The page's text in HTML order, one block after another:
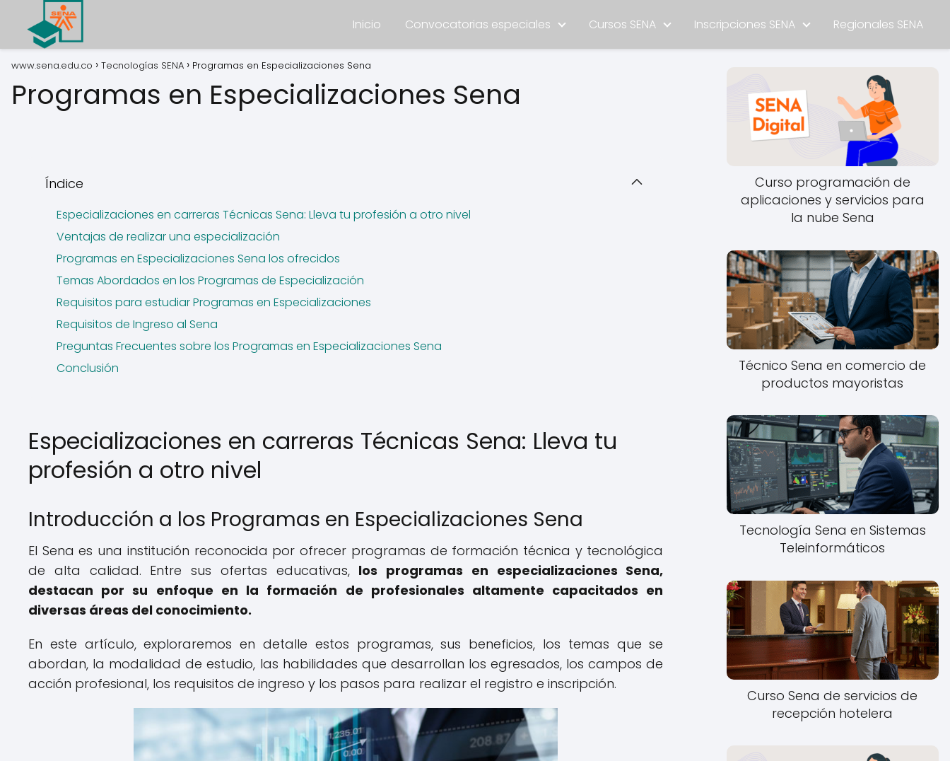
Inicio Convocatorias especiales Cursos SENA Inscripciones SENA Regionales SENA
www.sena.edu.co Tecnologías SENA Programas en Especializaciones Sena
Programas en Especializaciones Sena
Índice
Especializaciones en carreras Técnicas Sena: Lleva tu profesión a otro nivel
Ventajas de realizar una especialización
Programas en Especializaciones Sena los ofrecidos
Temas Abordados en los Programas de Especialización
Requisitos para estudiar Programas en Especializaciones
Requisitos de Ingreso al Sena
Preguntas Frecuentes sobre los Programas en Especializaciones Sena
Conclusión
Especializaciones en carreras Técnicas Sena: Lleva tu
profesión a otro nivel
Introducción a los Programas en Especializaciones Sena
El Sena es una institución reconocida por ofrecer programas de formación técnica y tecnológica
de alta calidad. Entre sus ofertas educativas, los programas en especializaciones Sena,
destacan por su enfoque en la formación de profesionales altamente capacitados en
diversas áreas del conocimiento.
En este artículo, exploraremos en detalle estos programas, sus beneficios, los temas que se
abordan, la modalidad de estudio, las habilidades que desarrollan los egresados, los campos de
acción profesional, los requisitos de ingreso y los pasos para realizar el registro e inscripción.
Curso programación de
aplicaciones y servicios para
la nube Sena
Técnico Sena en comercio de
productos mayoristas
Tecnología Sena en Sistemas
Teleinformáticos
Curso Sena de servicios de
recepción hotelera